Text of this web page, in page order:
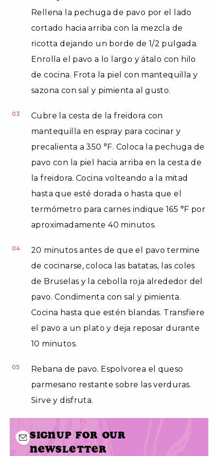
Rellena la pechuga de pavo por el lado
cortado hacia arriba con la mezcla de
ricotta dejando un borde de 1/2 pulgada.
Enrolla el pavo a lo largo y átalo con hilo
de cocina. Frota la piel con mantequilla y
sazona con sal y pimienta al gusto.
03
Cubre la cesta de la freidora con
mantequilla en espray para cocinar y
precalienta a 350 °F. Coloca la pechuga de
pavo con la piel hacia arriba en la cesta de
la freidora. Cocina volteando a la mitad
hasta que esté dorada o hasta que el
termómetro para carnes indique 165 °F por
aproximadamente 40 minutos.
04
20 minutos antes de que el pavo termine
de cocinarse, coloca las batatas, las coles
de Bruselas y la cebolla roja alrededor del
pavo. Condimenta con sal y pimienta.
Cocina hasta que estén blandas. Transfiere
el pavo a un plato y deja reposar durante
10 minutos.
05
Rebana de pavo. Espolvorea el queso
parmesano restante sobre las verduras.
Sirve y disfruta.
Signup for our
newsletter